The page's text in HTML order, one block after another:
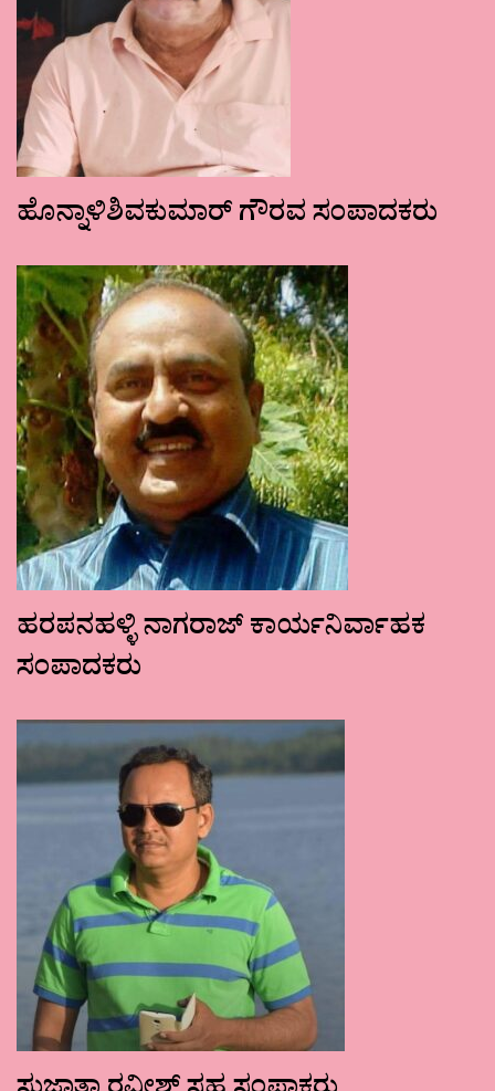
ಹೊನ್ನಾಳಿಶಿವಕುಮಾರ್ ಗೌರವ ಸಂಪಾದಕರು
ಹರಪನಹಳ್ಳಿ ನಾಗರಾಜ್ ಕಾರ್ಯನಿರ್ವಾಹಕ
ಸಂಪಾದಕರು